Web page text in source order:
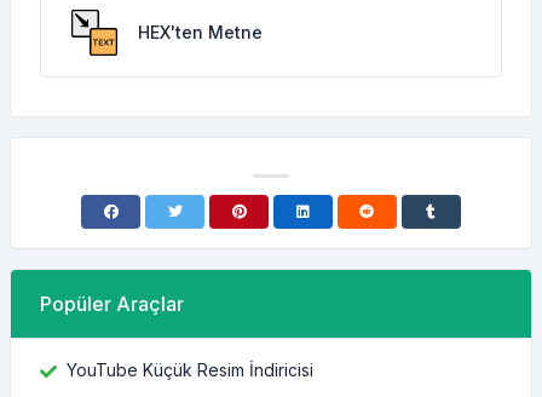
HEX'ten Metne
Popüler Araçlar
YouTube Küçük Resim İndiricisi